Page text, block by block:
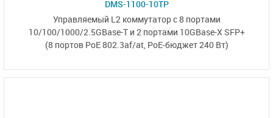
DMS-1100-10TP
Управляемый L2 коммутатор с8 портами
10/100/1000/2.5GBase-Tи 2 портами 10GBase-X SFP+
(8 портов PoE 802.3af/at, PoE‑бюджет 240 Вт)